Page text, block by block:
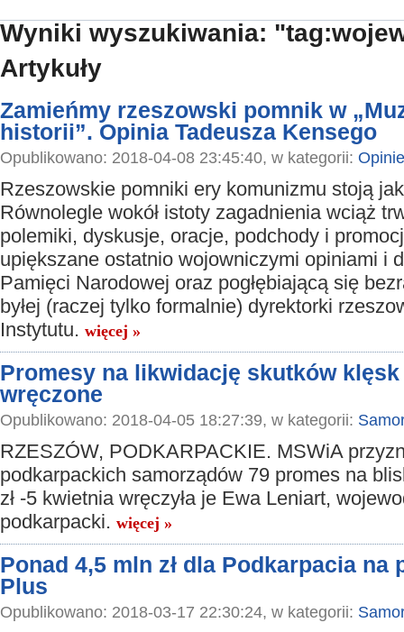
Wyniki wyszukiwania:
Artykuły
Zamieńmy rzeszowski pomnik w
historii”. Opinia Tadeusza Kensego
Opublikowano: 2018-04-08 23:45:40, w kategorii: Opinie
Rzeszowskie pomniki ery komunizmu stoją jak
Równolegle wokół istoty zagadnienia wciąż
polemiki, dyskusje, oracje, podchody i
upiększane ostatnio wojowniczymi opiniami i
Pamięci Narodowej oraz pogłębiającą się
byłej (raczej tylko formalnie) dyrektorki
Instytutu. więcej »
Promesy na likwidację skutków klęsk
wręczone
Opublikowano: 2018-04-05 18:27:39, w kategorii:
RZESZÓW, PODKARPACKIE. MSWiA
podkarpackich samorządów 79 promes na
zł -5 kwietnia wręczyła je Ewa Leniart,
podkarpacki. więcej »
Ponad 4,5 mln zł dla Podkarpacia na
Plus
Opublikowano: 2018-03-17 22:30:24, w kategorii: